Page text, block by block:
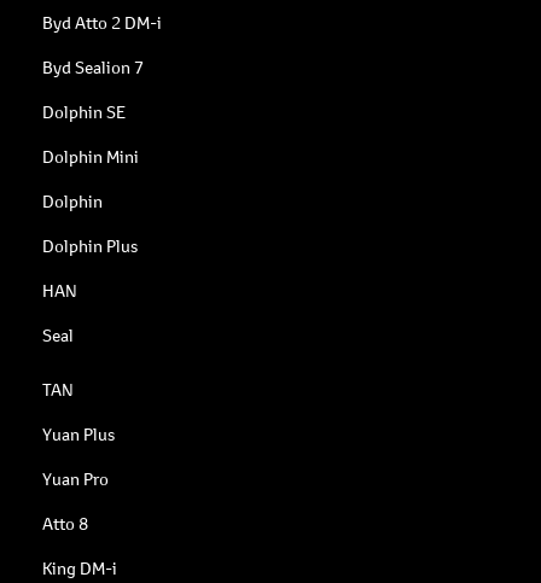
Byd Atto 2 DM-i
Byd Sealion 7
Dolphin SE
Dolphin Mini
Dolphin
Dolphin Plus
HAN
Seal
TAN
Yuan Plus
Yuan Pro
Atto 8
King DM-i